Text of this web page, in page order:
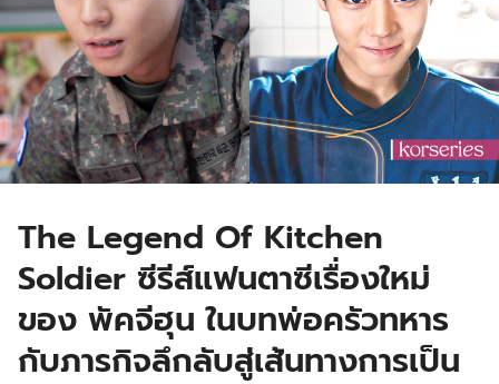
The Legend Of Kitchen
Soldier ซีรีส์แฟนตาซีเรื่องใหม่
ของ พัคจีฮุน ในบทพ่อครัวทหาร
กับภารกิจลึกลับสู่เส้นทางการเป็น